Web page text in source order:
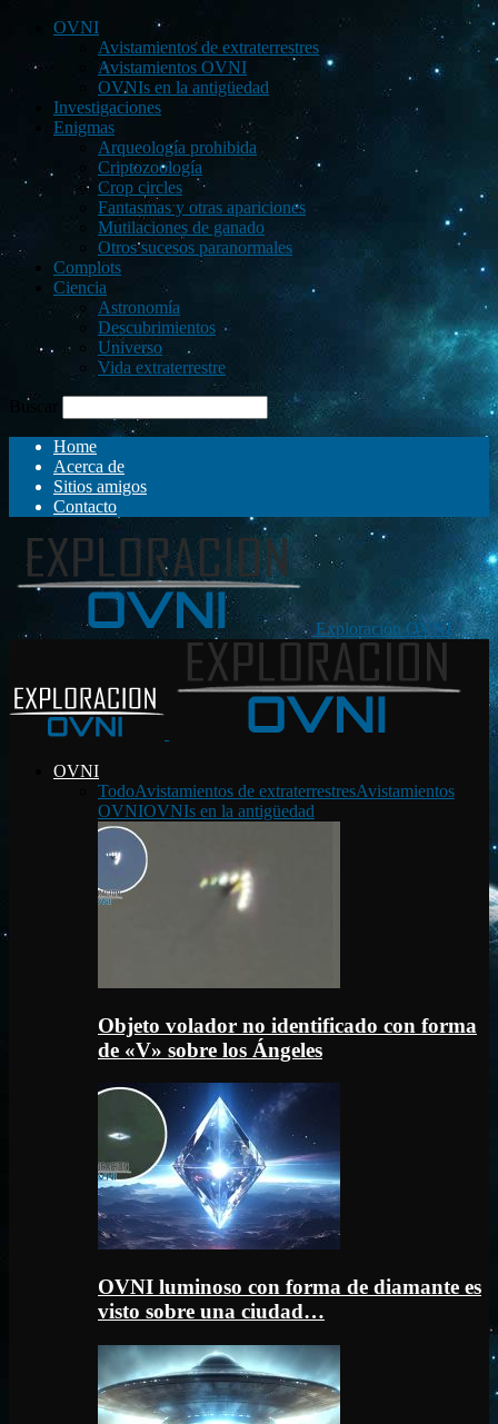
OVNI
Avistamientos de extraterrestres
Avistamientos OVNI
OVNIs en la antigüedad
Investigaciones
Enigmas
Arqueología prohibida
Criptozoología
Crop circles
Fantasmas y otras apariciones
Mutilaciones de ganado
Otros sucesos paranormales
Complots
Ciencia
Astronomía
Descubrimientos
Universo
Vida extraterrestre
Buscar
Home
Acerca de
Sitios amigos
Contacto
Exploración OVNI
OVNI
TodoAvistamientos de extraterrestresAvistamientos
OVNIOVNIs en la antigüedad
Objeto volador no identificado con forma
de «V» sobre los Ángeles
OVNI luminoso con forma de diamante es
visto sobre una ciudad…